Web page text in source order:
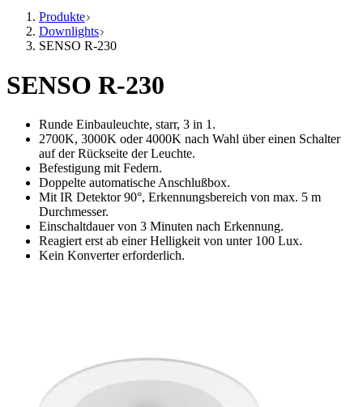
Produkte
Downlights
SENSO R-230
SENSO R-230
Runde Einbauleuchte, starr, 3 in 1.
2700K, 3000K oder 4000K nach Wahl über einen Schalter
auf der Rückseite der Leuchte.
Befestigung mit Federn.
Doppelte automatische Anschlußbox.
Mit IR Detektor 90°, Erkennungsbereich von max. 5 m
Durchmesser.
Einschaltdauer von 3 Minuten nach Erkennung.
Reagiert erst ab einer Helligkeit von unter 100 Lux.
Kein Konverter erforderlich.